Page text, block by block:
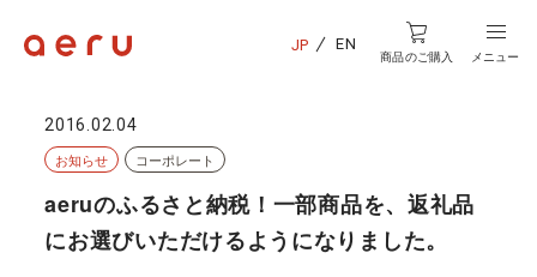
JP EN
商品のご購入 メニュー
2016.02.04
お知らせ
コーポレート
aeruのふるさと納税！一部商品を、返礼品
にお選びいただけるようになりました。